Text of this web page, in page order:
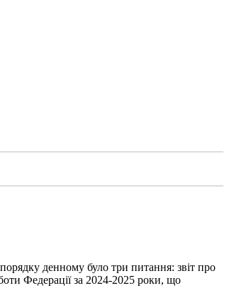
порядку денному було три питання: звіт про
Федерації за 2024-2025 роки, що